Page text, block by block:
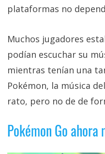
Publicidad
Cambiar
opciones
privacidad
/
Aviso
plataformas no
Muchos jugadores
podían escuchar su
mientras tenían una
Pokémon, la música
rato, pero no de de
Pokémon Go ahora